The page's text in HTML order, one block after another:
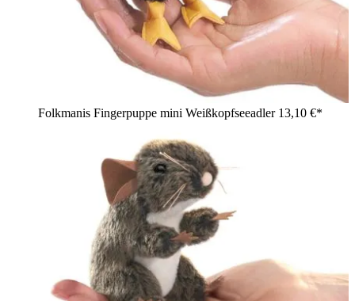
Folkmanis Fingerpuppe mini Weißkopfseeadler 13,10 €*